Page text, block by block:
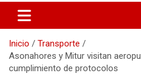
Inicio
Transporte
Asonahores y Mitur visitan
cumplimiento de protocolos